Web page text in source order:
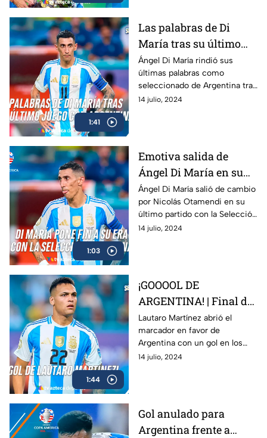
1:41
Las palabras de Di
María tras su último
juego con Argentina |
Final de la Copa
América 2024
Ángel Di María rindió sus
últimas palabras como
seleccionado de Argentina tras
la final de la Copa América
14 julio, 2024
1:03
Emotiva salida de
Ángel Di María en su
último parido | Final de
la Copa América 2024
Ángel Di María salió de cambio
por Nicolás Otamendi en su
último partido con la Selección
Argentina durante la final
14 julio, 2024
1:44
¡GOOOOL DE
ARGENTINA! | Final de
la Copa América 2024
Lautaro Martínez abrió el
marcador en favor de
Argentina con un gol en los
tiempos extra de la final de la
14 julio, 2024
Gol anulado para
Argentina frente a